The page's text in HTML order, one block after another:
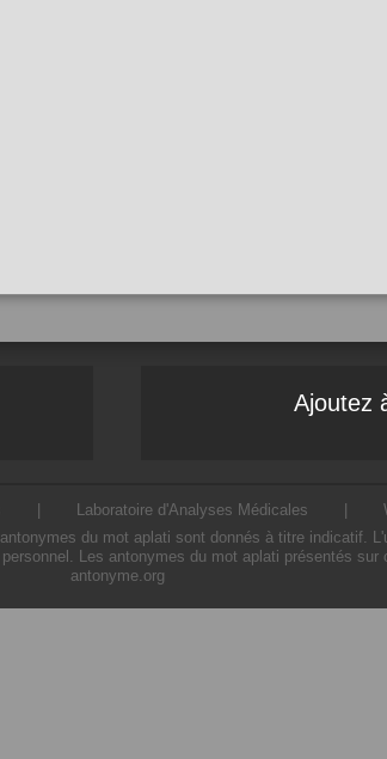
Ajoutez
Laboratoire d'Analyses Médicales
du mot aplati sont donnés à titre indicatif.
Les antonymes du mot aplati présentés sur
antonyme.org